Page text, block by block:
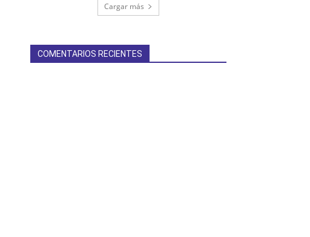
Cargar más
COMENTARIOS RECIENTES